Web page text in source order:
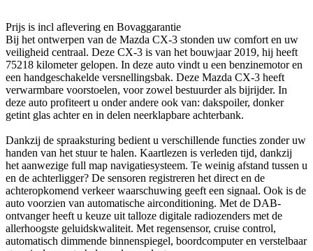
Prijs is incl aflevering en Bovaggarantie
Bij het ontwerpen van de Mazda CX-3 stonden uw comfort en uw
veiligheid centraal. Deze CX-3 is van het bouwjaar 2019, hij heeft
75218 kilometer gelopen. In deze auto vindt u een benzinemotor en
een handgeschakelde versnellingsbak. Deze Mazda CX-3 heeft
verwarmbare voorstoelen, voor zowel bestuurder als bijrijder. In
deze auto profiteert u onder andere ook van: dakspoiler, donker
getint glas achter en in delen neerklapbare achterbank.
Dankzij de spraaksturing bedient u verschillende functies zonder uw
handen van het stuur te halen. Kaartlezen is verleden tijd, dankzij
het aanwezige full map navigatiesysteem. Te weinig afstand tussen u
en de achterligger? De sensoren registreren het direct en de
achteropkomend verkeer waarschuwing geeft een signaal. Ook is de
auto voorzien van automatische airconditioning. Met de DAB-
ontvanger heeft u keuze uit talloze digitale radiozenders met de
allerhoogste geluidskwaliteit. Met regensensor, cruise control,
automatisch dimmende binnenspiegel, boordcomputer en verstelbaar